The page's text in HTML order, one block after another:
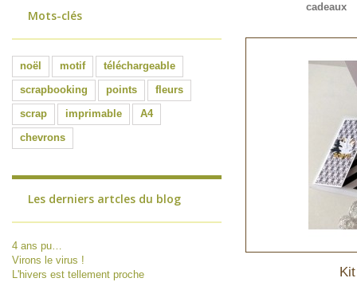
Mots-clés
noël motif
téléchargeable
scrapbooking
points
fleurs
scrap
imprimable
A4
chevrons
Les derniers artcles du blog
4 ans pu…
Virons le virus !
L'hivers est tellement proche
cadeaux